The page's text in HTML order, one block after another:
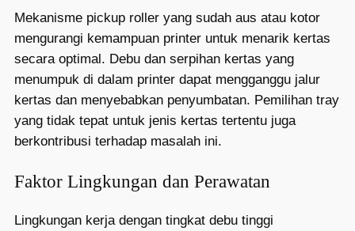
Mekanisme pickup roller yang sudah aus atau kotor
mengurangi kemampuan printer untuk menarik kertas
secara optimal. Debu dan serpihan kertas yang
menumpuk di dalam printer dapat mengganggu jalur
kertas dan menyebabkan penyumbatan. Pemilihan tray
yang tidak tepat untuk jenis kertas tertentu juga
berkontribusi terhadap masalah ini.
Faktor Lingkungan dan Perawatan
Lingkungan kerja dengan tingkat debu tinggi